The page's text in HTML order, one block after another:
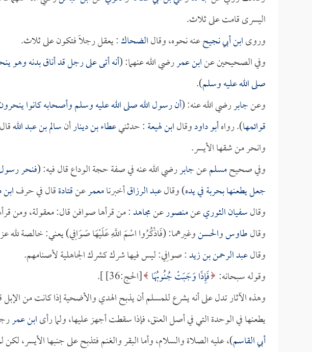
اليسرى قامت على ثلاث.
وروىابن أبي نجيحعنه نحوه، وقالالضحاك: يعقل رجلاً فتكون على ثلاث.
وفي الصحيحين عنابن عمررضي الله عنهما: (أنه أتى على رجل قد أناق بدنه وهو
صلى الله عليه وسلم).
وعنجابررضي الله عنه: (أن رسول الله صلى الله عليه وسلم وأصحابه كانوا
قوائمها). رواهأبو داودوقالابن لهيعة: حدثنيعطاء بن دينارأنسالم بن عبد الله
وانحر من شقها الأيسر.
وفي صحيحمسلمعنجابررضي الله عنه في صفة حجة الوداع قال فيه: (فنحر رسول
جعل يطعنها بحربة في يده) وقالعبد الرزاقأخبرنامعمرعنقتادةقال في حرف
وقالسفيان الثوريعنمنصورعنمجاهد: من قرأها صوافن قال: معقولة، ومن
وقالطاوسوالحسنوغيرهما: (فَاذْكُرُوا اسْمَ اللَّهِ عَلَيْهَا صَوَافِي) يعني: خالصة
وقالعبد الرحمن بن زيد: صوافِي: ليس فيها شرك كشرك الجاهلية لأصنامهم.
وقوله سبحانه: فَإِذَا وَجَبَتْ جُنُوبُهَا [الحج:36] ].
وهذه الآثار تدل على أنه يشرع للمسلم أن يذبح الهدي والأضحية إذا كانت من الإبل
يطعنها في الوحدة التي في أصل العنق، فإذا سقطت أجهز عليها، ولما رأىابن عمر
أبي القاسم)، عليه الصلاة والسلام، وأما البقر والغنم فتذبح على جنبها الأيسر،